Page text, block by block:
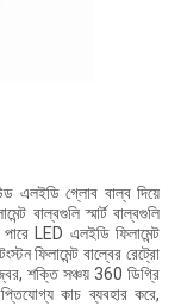
এলইডি গ্লোব বাল্ব দিয়ে
বাল্বগুলি স্মার্ট বাল্বগুলি
LED এলইডি ফিলামেন্ট
ফিলামেন্ট বাল্বের রেট্রো
শক্তি সঞ্চয় 360 ডিগ্রি
কাচ ব্যবহার করে,